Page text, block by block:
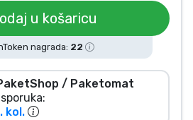
u košaricu
nagrada: 22
/ Paketomat
kol.